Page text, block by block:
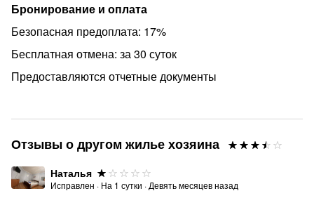
Бронирование и оплата
Безопасная предоплата: 17%
Бесплатная отмена: за 30 суток
Предоставляются отчетные документы
Отзывы о другом жилье хозяина
Наталья
Исправлен · На 1 сутки · Девять месяцев назад